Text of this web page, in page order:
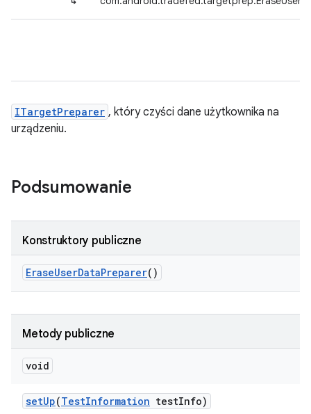
ITargetPreparer , który czyści dane użytkownika na
urządzeniu.
Podsumowanie
Konstruktory publiczne
EraseUserDataPreparer()
Metody publiczne
void
setUp(TestInformation testInfo)